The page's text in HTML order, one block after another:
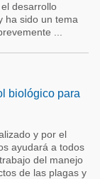
desarrollo
ha sido un tema
...
biológico para
y por el
ayudará a todos
del manejo
de las plagas y